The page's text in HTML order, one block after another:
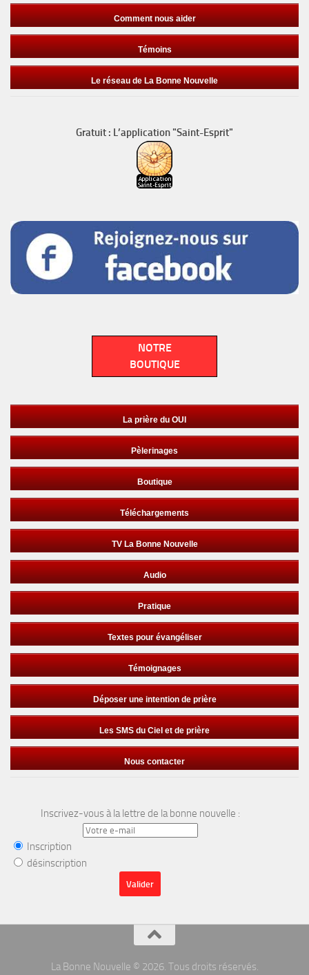
Comment nous aider
Témoins
Le réseau de La Bonne Nouvelle
Gratuit : L’application "Saint-Esprit"
NOTRE
BOUTIQUE
La prière du OUI
Pèlerinages
Boutique
Téléchargements
TV La Bonne Nouvelle
Audio
Pratique
Textes pour évangéliser
Témoignages
Déposer une intention de prière
Les SMS du Ciel et de prière
Nous contacter
Inscrivez-vous à la lettre de la bonne nouvelle :
Inscription
désinscription
La Bonne Nouvelle © 2026. Tous droits réservés.